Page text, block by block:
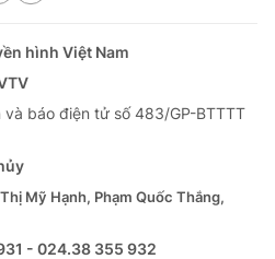
hình Việt Nam
báo điện tử số 483/GP-BTTTT
Mỹ Hạnh, Phạm Quốc Thắng,
- 024.38 355 932